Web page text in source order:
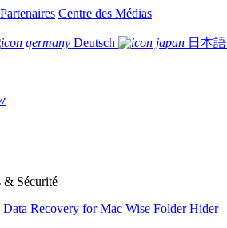
Partenaires Centre des Médias
Deutsch 日本語
& Sécurité
Data Recovery for Mac Wise Folder Hider